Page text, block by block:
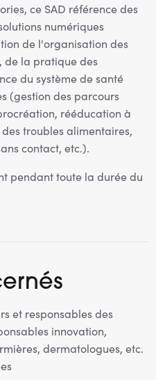
ce SAD référence des
numériques
de l'organisation des
de la pratique des
du système de santé
(gestion des parcours
rééducation à
troubles alimentaires,
contact, etc.).
pendant toute la durée du
et responsables des
innovation,
dermatologues, etc.